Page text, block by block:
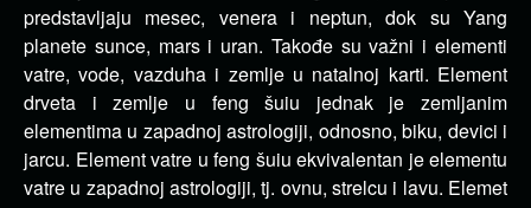
predstavljaju mesec, venera i neptun, dok su Yang
planete sunce, mars i uran. Takođe su važni i elementi
vatre, vode, vazduha i zemlje u natalnoj karti. Element
drveta i zemlje u feng šuiu jednak je zemljanim
elementima u zapadnoj astrologiji, odnosno, biku, devici i
jarcu. Element vatre u feng šuiu ekvivalentan je elementu
vatre u zapadnoj astrologiji, tj. ovnu, strelcu i lavu. Elemet